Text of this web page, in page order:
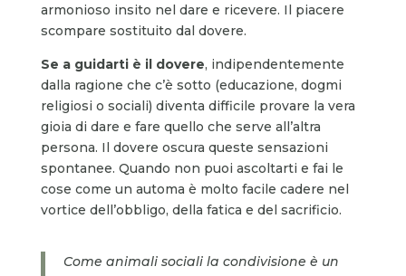
armonioso insito nel dare e ricevere. Il piacere
scompare sostituito dal dovere.
Se a guidarti è il dovere, indipendentemente
dalla ragione che c’è sotto (educazione, dogmi
religiosi o sociali) diventa difficile provare la vera
gioia di dare e fare quello che serve all’altra
persona. Il dovere oscura queste sensazioni
spontanee. Quando non puoi ascoltarti e fai le
cose come un automa è molto facile cadere nel
vortice dell’obbligo, della fatica e del sacrificio.
Come animali sociali la condivisione è un